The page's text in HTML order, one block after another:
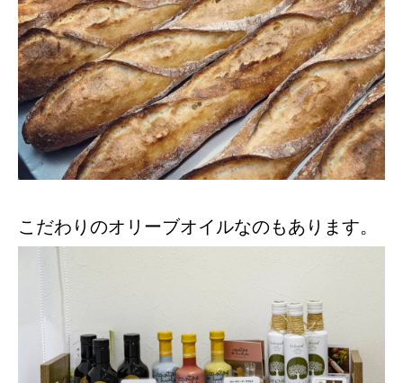
こだわりのオリーブオイルなのもあります。